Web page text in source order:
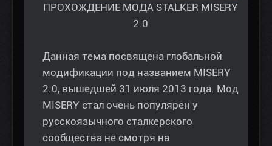
ПРОХОЖДЕНИЕ МОДА STALKER MISERY
2.0
Данная тема посвящена глобальной
модификации под названием MISERY
2.0, вышедшей 31 июля 2013 года. Мод
MISERY стал очень популярен у
русскоязычного сталкерского
сообщества не смотря на